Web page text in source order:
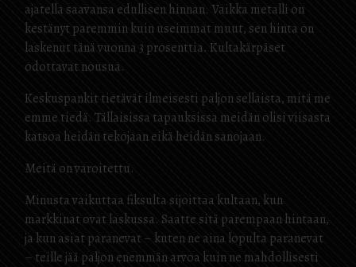
ajatella saavansa edullisen hinnan. Vaikka metalli on
kestänyt paremmin kuin useimmat muut, sen hinta on
laskenut tänä vuonna 3 prosenttia. Kultakärpäset
odottavat nousua.
Keskuspankit tietävät ilmeisesti paljon sellaista, mitä me
emme tiedä. Tällaisissa tapauksissa meidän olisi viisasta
katsoa heidän tekojaan eikä heidän sanojaan.
Meitä on varoitettu.
Minusta vaikuttaa fiksulta sijoittaa kultaan, kun
markkinat ovat laskussa. Saatte sitä parempaan hintaan,
ja kun asiat paranevat – kuten ne aina lopulta paranevat
– teille jää paljon enemmän arvoa kuin ne mahdollisesti